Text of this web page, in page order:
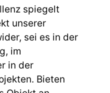
spiegelt
unserer
sei es in der
im
in der
Bieten